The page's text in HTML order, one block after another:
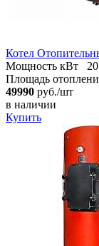
Котел
Мощность кВт
Площадь
49990 руб./шт
в наличии
Купить